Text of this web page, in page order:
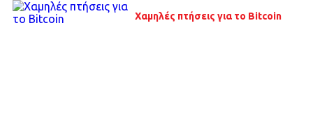
Χαμηλές πτήσεις για το Bitcoin